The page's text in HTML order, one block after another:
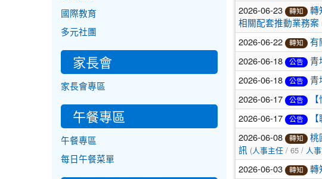
2026-06-23 轉知
轉
相關配套推動業務案
2026-06-22 轉知 有
2026-06-18 公告 青
2026-06-18 公告 青
2026-06-17 公告
2026-06-17 公告
2026-06-08 轉知
桃
訊 (人事主任/ 65 / 人
2026-06-03 轉知 轉
國際教育
多元社團
家長會
家長會專區
午餐專區
午餐專區
每日午餐菜單